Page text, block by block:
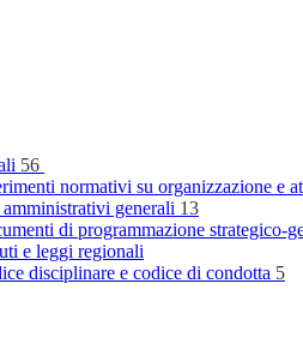
56
normativi su organizzazione e
generali 13
di programmazione strategico-
e leggi regionali
disciplinare e codice di condotta 5